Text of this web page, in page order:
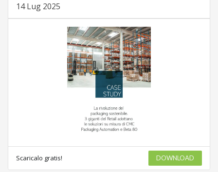
14 Lug 2025
Scaricalo gratis! DOWNLOAD